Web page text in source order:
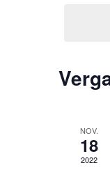
NOV.
18
2022